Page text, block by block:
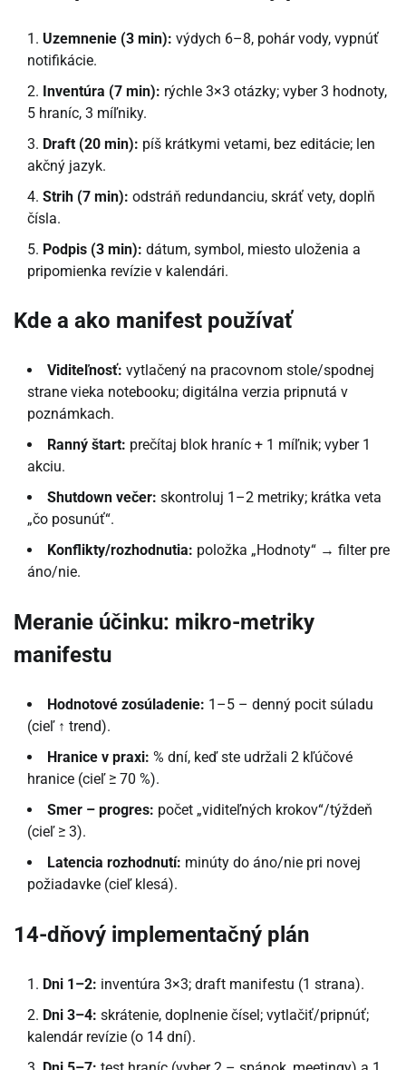
Uzemnenie (3 min): výdych 6–8, pohár vody, vypnúť
notifikácie.
Inventúra (7 min): rýchle 3×3 otázky; vyber 3 hodnoty,
5 hraníc, 3 míľniky.
Draft (20 min): píš krátkymi vetami, bez editácie; len
akčný jazyk.
Strih (7 min): odstráň redundanciu, skráť vety, doplň
čísla.
Podpis (3 min): dátum, symbol, miesto uloženia a
pripomienka revízie v kalendári.
Kde a ako manifest používať
Viditeľnosť: vytlačený na pracovnom stole/spodnej
strane vieka notebooku; digitálna verzia pripnutá v
poznámkach.
Ranný štart: prečítaj blok hraníc + 1 míľnik; vyber 1
akciu.
Shutdown večer: skontroluj 1–2 metriky; krátka veta
„čo posunúť“.
Konflikty/rozhodnutia: položka „Hodnoty“ → filter pre
áno/nie.
Meranie účinku: mikro-metriky
manifestu
Hodnotové zosúladenie: 1–5 – denný pocit súladu
(cieľ ↑ trend).
Hranice v praxi: % dní, keď ste udržali 2 kľúčové
hranice (cieľ ≥ 70 %).
Smer – progres: počet „viditeľných krokov“/týždeň
(cieľ ≥ 3).
Latencia rozhodnutí: minúty do áno/nie pri novej
požiadavke (cieľ klesá).
14-dňový implementačný plán
Dni 1–2: inventúra 3×3; draft manifestu (1 strana).
Dni 3–4: skrátenie, doplnenie čísel; vytlačiť/pripnúť;
kalendár revízie (o 14 dní).